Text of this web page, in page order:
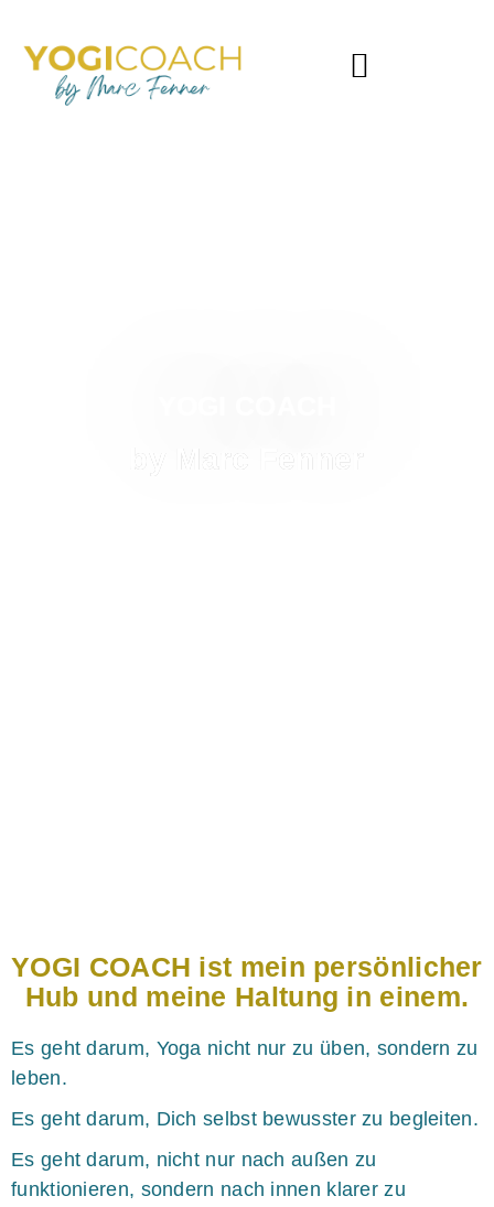
YOGI COACH ist mein persönlicher
Hub und meine Haltung in einem.
Es geht darum, Yoga nicht nur zu üben, sondern zu
leben.
Es geht darum, Dich selbst bewusster zu begleiten.
Es geht darum, nicht nur nach außen zu
funktionieren, sondern nach innen klarer zu